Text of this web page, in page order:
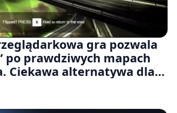
gra pozwala
po prawdziwych mapach
Ciekawa alternatywa dla